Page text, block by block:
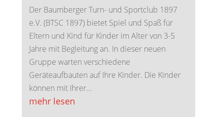
Der Baumberger Turn- und Sportclub 1897
e.V. (BTSC 1897) bietet Spiel und Spaß für
Eltern und Kind für Kinder im Alter von 3-5
Jahre mit Begleitung an. In dieser neuen
Gruppe warten verschiedene
Geräteaufbauten auf Ihre Kinder. Die Kinder
können mit Ihrer...
mehr lesen